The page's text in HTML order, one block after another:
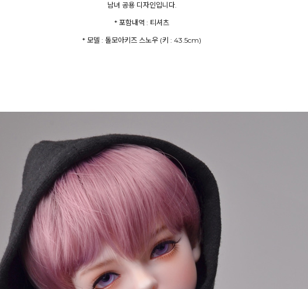
남녀 공용 디자인입니다.
* 포함내역 : 티셔츠
* 모델 : 돌모아키즈 스노우 (키 : 43.5cm)